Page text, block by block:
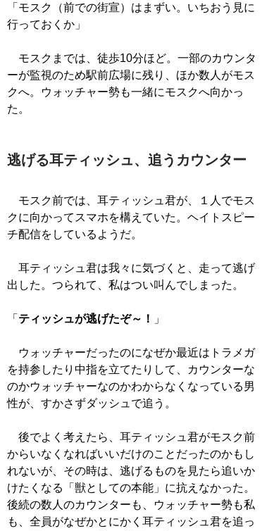
「モスク（前での街宣）はまずい。いちおう見に
行っておくか」
モスクまでは、徒歩10分ほど。一部のカウンタ
ーが監視のため駅前広場に残り、ほか数人がモス
クへ。ウォッチャー勢も一緒にモスクへ向かっ
た。
逃げる耳ティッシュ、追うカウンター
モスク前では、耳ティッシュ君が、１人でモス
クに向かってスマホを構えていた。ヘイトスピー
チ配信をしているようだ。
耳ティッシュ君は我々に気づくと、走って逃げ
出した。つられて、私はつい叫んでしまった。
「 ティッシュが逃げたぞ～！ 」
ウォッチャーだったのになぜか最近はトラメガ
を持参したり中指を立てたりして、カウンターな
のかウォッチャーなのかわからなくなっている男
性が、すかさずダッシュで追う。
後でよく考えたら、耳ティッシュ君がモスク前
からいなくなればいいだけのことだったのかもし
れないが、その時は、逃げるものを見たら追いか
けたくなる「獣としての本能」に抗えなかった。
後続の数人のカウンターも、ウォッチャー勢も私
も、全員がなぜかとにかく耳ティッシュ君を追っ